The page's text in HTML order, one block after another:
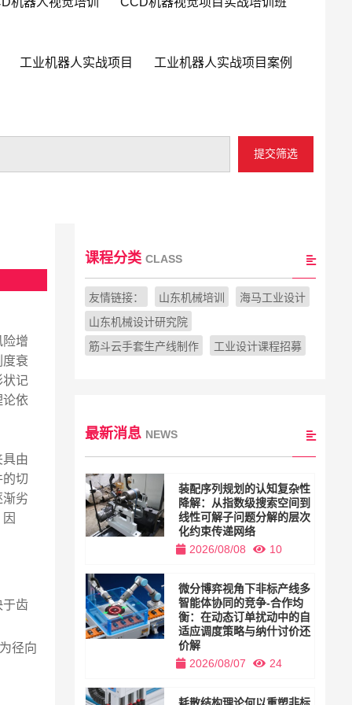
工业机器人实战项目 工业机器人实战项目案例
提交筛选
增
衰
状记
依
由
切
劣
于齿
径向
课程分类 CLASS
友情链接： 山东机械培训
海马工业设计
山东机械设计研究院
筋斗云手套生产线制作
工业设计课程招募
最新消息 NEWS
装配序列规划的认知复杂性
降解：从指数级搜索空间到
线性可解子问题分解的层次
化约束传递网络
2026/08/08
10
微分博弈视角下非标产线多
智能体协同的竞争-合作均
衡：在动态订单扰动中的自
适应调度策略与纳什讨价还
价解
2026/08/07
24